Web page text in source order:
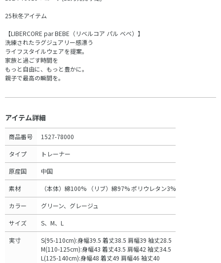
25秋冬アイテム
【LIBERCORE par BEBE（リベルコア パル ベベ）】
洗練されたラグジュアリー感漂う
ライフスタイルウェアを提案。
家族と過ごす時間を
もっと自由に、もっと豊かに。
親子で最高の瞬間を。
アイテム詳細
商品番号 1527-78000
タイプ トレーナー
原産国 中国
素材 （本体）綿100% （リブ）綿97% ポリウレタン3%
カラー グリーン、グレージュ
サイズ S、M、L
実寸
S(95-110cm):身幅39.5 着丈38.5 肩幅39 袖丈28.5
M(110-125cm):身幅43 着丈43.5 肩幅42 袖丈34.5
L(125-140cm):身幅48 着丈49 肩幅46 袖丈40